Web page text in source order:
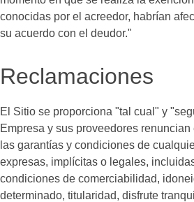
conocidas por el acreedor, habrían
su acuerdo con el deudor."
Reclamaciones
El Sitio se proporciona "tal cual" y
Empresa y sus proveedores
las garantías y condiciones de
expresas, implícitas o legales,
condiciones de comerciabilidad,
determinado, titularidad, disfrute